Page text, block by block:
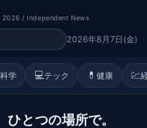
2026 / Independent News
2026年8月7日(金)
科学 💻テック 💊 健康 💹
とつの場所で。